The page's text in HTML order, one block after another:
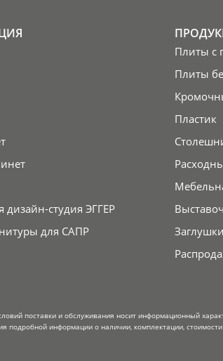
дизайн-студия ЭГГЕР
для САПР
Плиты с
Плиты
Пластик
Заглушки
поставки и обслуживания носит информационный
подробной информации о наличии, комплектации,